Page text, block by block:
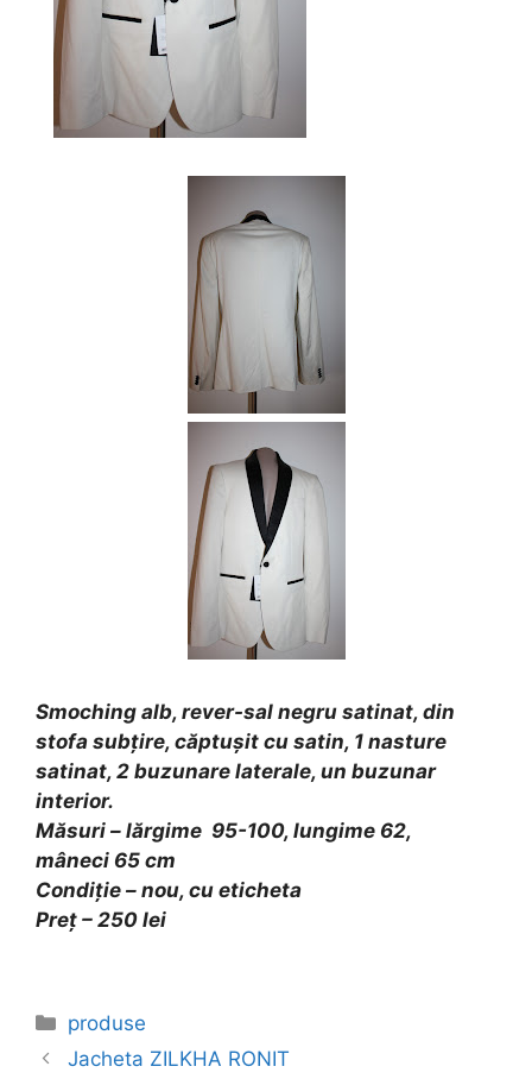
Smoching alb, rever-sal negru satinat, din
stofa subțire, căptușit cu satin, 1 nasture
satinat, 2 buzunare laterale, un buzunar
interior.
Măsuri – lărgime 95-100, lungime 62,
mâneci 65 cm
Condiție – nou, cu eticheta
Preț – 250 lei
Categories
produse
Jacheta ZILKHA RONIT